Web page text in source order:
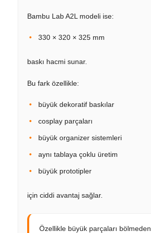
Bambu Lab A2L modeli ise:
330 × 320 × 325 mm
baskı hacmi sunar.
Bu fark özellikle:
büyük dekoratif baskılar
cosplay parçaları
büyük organizer sistemleri
aynı tablaya çoklu üretim
büyük prototipler
için ciddi avantaj sağlar.
Özellikle büyük parçaları bölmeden